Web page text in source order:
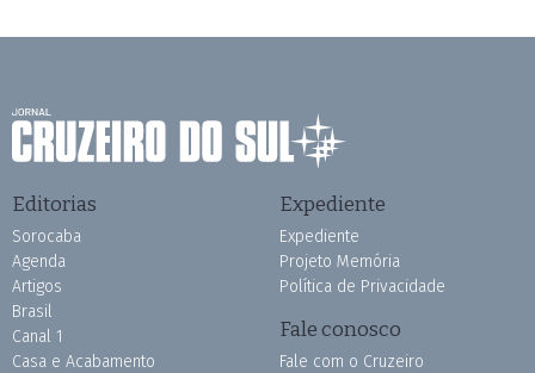
Editorias
Sorocaba
Agenda
Artigos
Brasil
Canal 1
Casa e Acabamento
Expediente
Expediente
Projeto Memória
Política de Privacidade
Fale conosco
Fale com o Cruzeiro